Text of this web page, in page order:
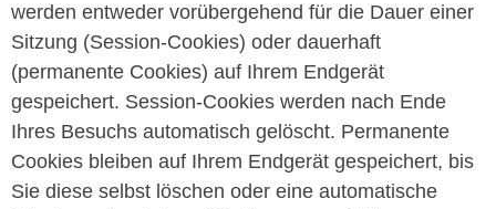
werden entweder vorübergehend für die Dauer einer
Sitzung (Session-Cookies) oder dauerhaft
(permanente Cookies) auf Ihrem Endgerät
gespeichert. Session-Cookies werden nach Ende
Ihres Besuchs automatisch gelöscht. Permanente
Cookies bleiben auf Ihrem Endgerät gespeichert, bis
Sie diese selbst löschen oder eine automatische